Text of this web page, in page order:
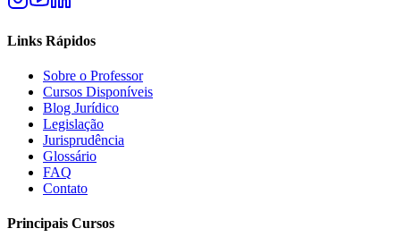
Links Rápidos
Sobre o Professor
Cursos Disponíveis
Blog Jurídico
Legislação
Jurisprudência
Glossário
FAQ
Contato
Principais Cursos